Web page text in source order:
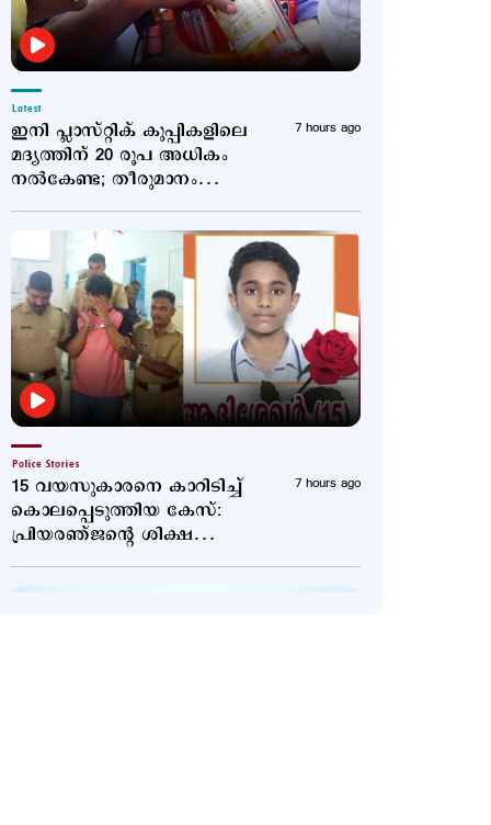
Latest
ഇനി പ്ലാസ്റ്റിക് കുപ്പികളിലെ
മദ്യത്തിന് 20 രൂപ അധികം
നല്‍കേണ്ട; തീരുമാനം
7 hours ago
Police Stories
15 വയസുകാരനെ കാറിടിച്ച്
കൊലപ്പെടുത്തിയ കേസ്:
പ്രിയരഞ്ജന്‍റെ ശിക്ഷ
7 hours ago